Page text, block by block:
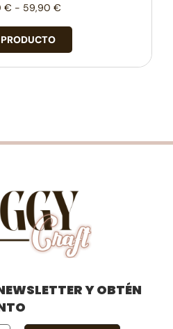
€ - 59,90 €
Y OBTÉN